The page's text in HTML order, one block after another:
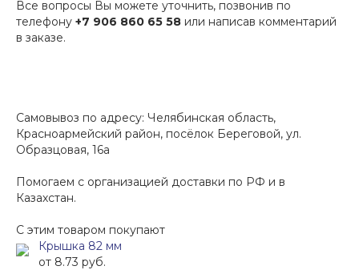
Все вопросы Вы можете уточнить, позвонив по
телефону +7 906 860 65 58 или написав комментарий
в заказе.
Самовывоз по адресу: Челябинская область,
Красноармейский район, посёлок Береговой, ул.
Образцовая, 16а
Помогаем с организацией доставки по РФ и в
Казахстан.
С этим товаром покупают
Крышка 82 мм
от 8.73 руб.